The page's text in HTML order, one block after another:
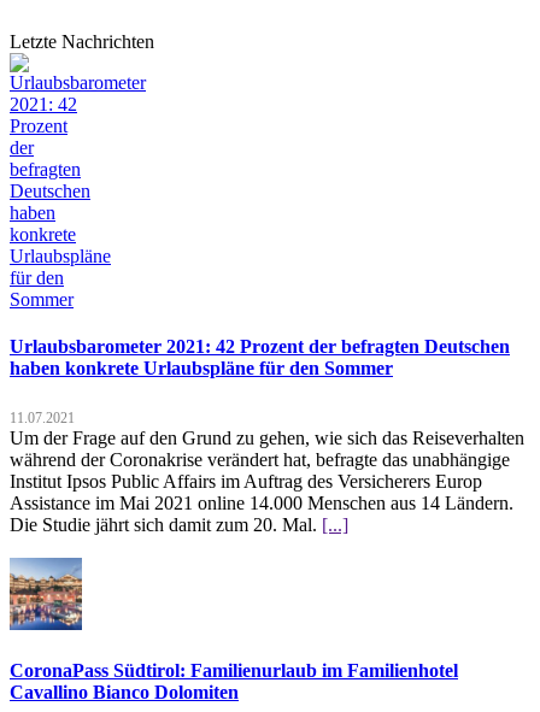
Letzte Nachrichten
Urlaubsbarometer 2021: 42 Prozent der befragten Deutschen
haben konkrete Urlaubspläne für den Sommer
11.07.2021
Um der Frage auf den Grund zu gehen, wie sich das Reiseverhalten
während der Coronakrise verändert hat, befragte das unabhängige
Institut Ipsos Public Affairs im Auftrag des Versicherers Europ
Assistance im Mai 2021 online 14.000 Menschen aus 14 Ländern.
Die Studie jährt sich damit zum 20. Mal. [...]
CoronaPass Südtirol: Familienurlaub im Familienhotel
Cavallino Bianco Dolomiten